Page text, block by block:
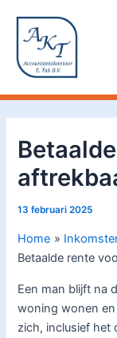
inhoud
13 februari 2025
Home
Betaalde rente
Een man blijft na
woning wonen
zich, inclusief het
navigatie